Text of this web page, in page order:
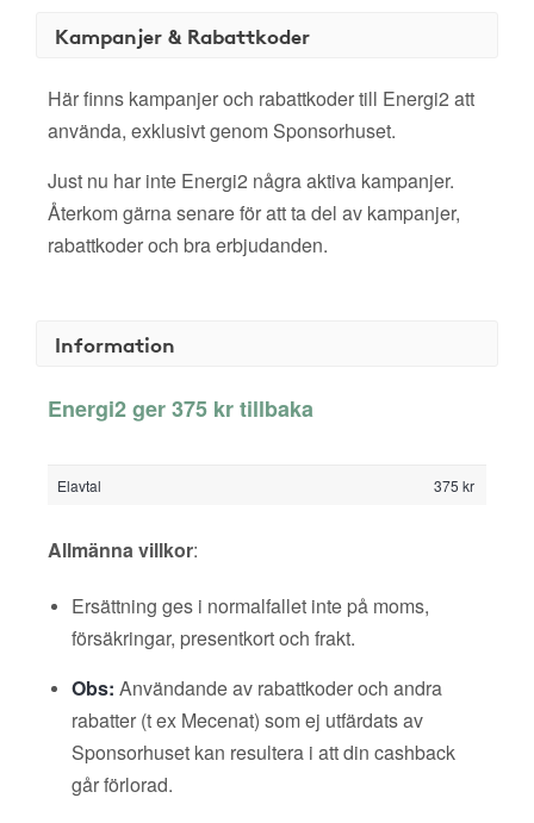
Kampanjer & Rabattkoder
Här finns kampanjer och rabattkoder till Energi2 att
använda, exklusivt genom Sponsorhuset.
Just nu har inte Energi2 några aktiva kampanjer.
Återkom gärna senare för att ta del av kampanjer,
rabattkoder och bra erbjudanden.
Information
Energi2 ger 375 kr tillbaka
Elavtal 375 kr
Allmänna villkor:
Ersättning ges i normalfallet inte på moms,
försäkringar, presentkort och frakt.
Obs: Användande av rabattkoder och andra
rabatter (t ex Mecenat) som ej utfärdats av
Sponsorhuset kan resultera i att din cashback
går förlorad.